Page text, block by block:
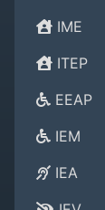
IME
ITEP
EEAP
IEM
IEA